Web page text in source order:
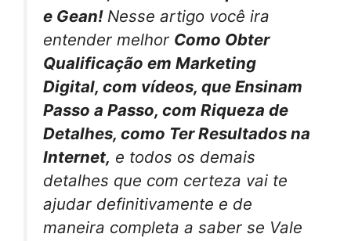
e Gean! Nesse artigo você ira
entender melhor Como Obter
Qualificação em Marketing
Digital, com vídeos, que Ensinam
Passo a Passo, com Riqueza de
Detalhes, como Ter Resultados na
Internet, e todos os demais
detalhes que com certeza vai te
ajudar definitivamente e de
maneira completa a saber se Vale